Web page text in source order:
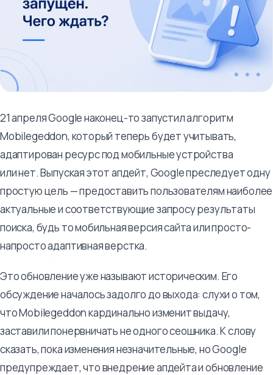
21 апреля Google наконец-то запустил алгоритм
Mobilegeddon, который теперь будет учитывать,
адаптирован ресурс под мобильные устройства
или нет. Выпуская этот апдейт, Google преследует одну
простую цель — предоставить пользователям наиболее
актуальные и соответствующие запросу результаты
поиска, будь то мобильная версия сайта или просто-
напросто адаптивная верстка.
Это обновление уже называют историческим. Его
обсуждение началось задолго до выхода: слухи о том,
что Mobilegeddon кардинально изменит выдачу,
заставили понервничать не одного сеошника. К слову
сказать, пока изменения незначительные, но Google
предупреждает, что внедрение апдейта и обновление